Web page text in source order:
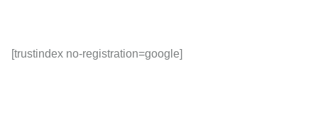
[trustindex no-registration=google]